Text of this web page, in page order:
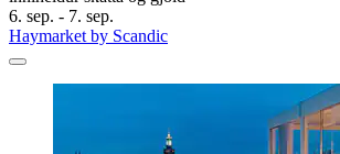
6. sep. - 7. sep.
Haymarket by Scandic